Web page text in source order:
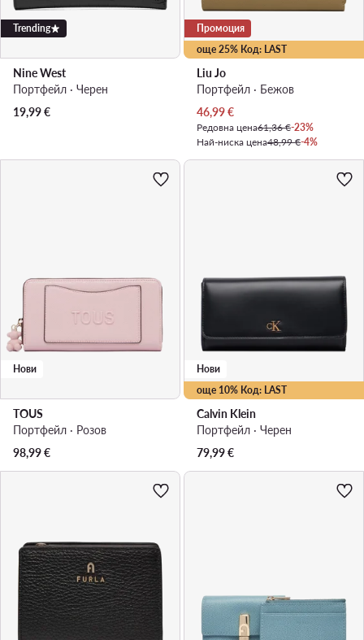
Trending
Nine West
Портфейл · Черен
19,99€
още 25% Код: LAST
Промоция
Liu Jo
Портфейл · Бежов
Актуална цена
46,99€
Редовна цена61,36 €-23%
Най-ниска цена48,99 €-4%
Нови
TOUS
Портфейл · Розов
98,99€
още 10% Код: LAST
Нови
Calvin Klein
Портфейл · Черен
79,99€